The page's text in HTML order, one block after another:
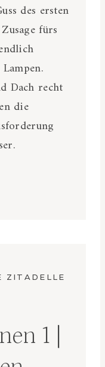
des ersten
fürs
Dach recht
die
ZITADELLE
1 |